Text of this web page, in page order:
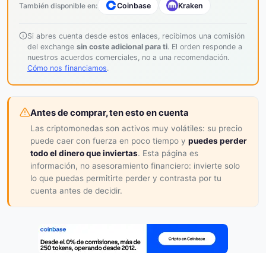
También disponible en: Coinbase Kraken
Si abres cuenta desde estos enlaces, recibimos una comisión
del exchange sin coste adicional para ti. El orden responde a
nuestros acuerdos comerciales, no a una recomendación.
Cómo nos financiamos.
Antes de comprar, ten esto en cuenta
Las criptomonedas son activos muy volátiles: su precio
puede caer con fuerza en poco tiempo y puedes perder
todo el dinero que inviertas. Esta página es
información, no asesoramiento financiero: invierte solo
lo que puedas permitirte perder y contrasta por tu
cuenta antes de decidir.